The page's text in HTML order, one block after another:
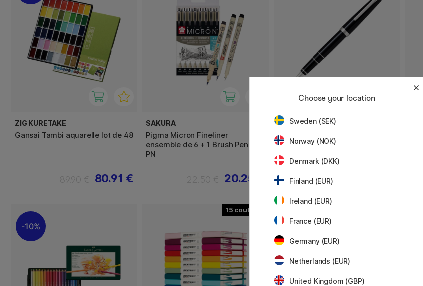
ZIG KURETAKE
Gansai Tambi aquarelle lot de 48
80.91 €
SAKURA
Pigma Micron Fineliner
ensemble de 6 + 1 Brush Pen + 1
PN
20.25 €
PILOT
Falcon Stylo-plume Black
10%
15
Choose your location
Sweden (SEK)
Norway (NOK)
Denmark (DKK)
Finland (EUR)
Ireland (EUR)
France (EUR)
Germany (EUR)
Netherlands (EUR)
United Kingdom (GBP)